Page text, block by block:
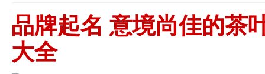
品牌起名 意境尚佳的茶
大全